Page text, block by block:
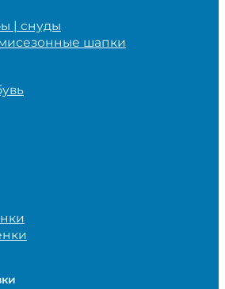
| снуды
шапки